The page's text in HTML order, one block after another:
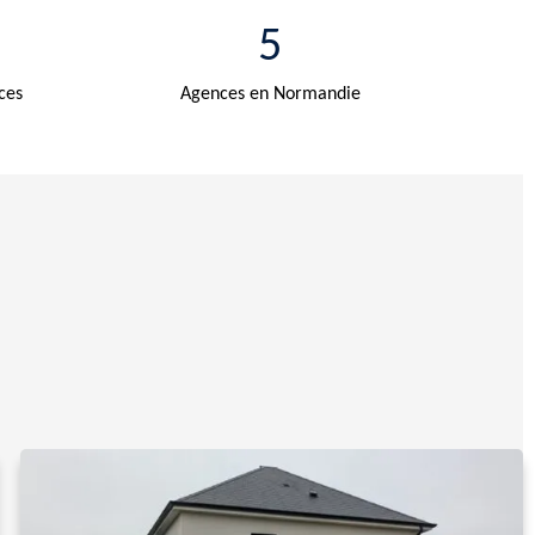
5
Agences en Normandie